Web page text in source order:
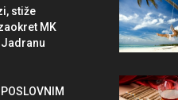
stiže
MK